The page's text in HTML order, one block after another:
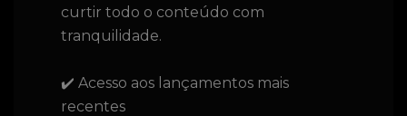
curtir todo o conteúdo com
tranquilidade.
✔️ Acesso aos lançamentos mais
recentes